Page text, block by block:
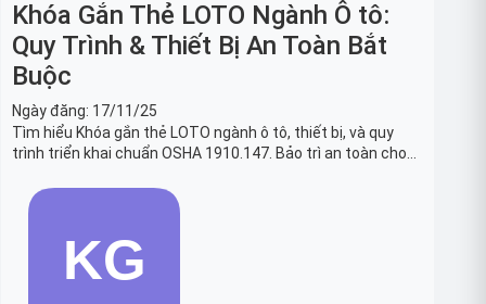
Khóa Gắn Thẻ LOTO Ngành Ô tô:
Quy Trình & Thiết Bị An Toàn Bắt
Buộc
Ngày đăng: 17/11/25
Tìm hiểu Khóa gắn thẻ LOTO ngành ô tô, thiết bị, và quy
trình triển khai chuẩn OSHA 1910.147. Bảo trì an toàn cho